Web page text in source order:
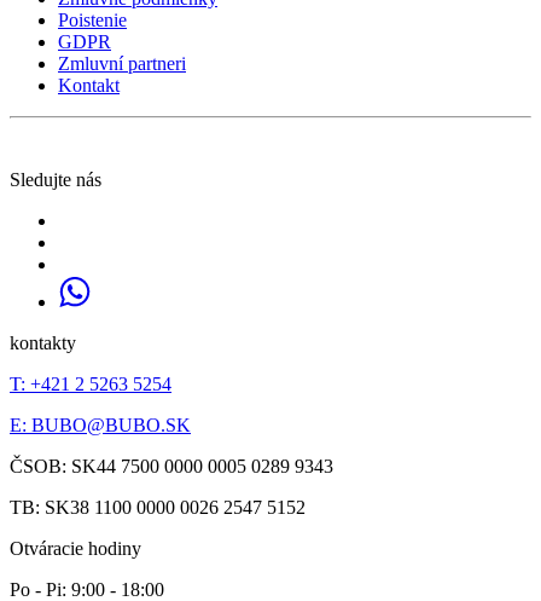
Poistenie
GDPR
Zmluvní partneri
Kontakt
Sledujte nás
kontakty
T: +421 2 5263 5254
E: BUBO@BUBO.SK
ČSOB: SK44 7500 0000 0005 0289 9343
TB: SK38 1100 0000 0026 2547 5152
Otváracie hodiny
Po - Pi: 9:00 - 18:00